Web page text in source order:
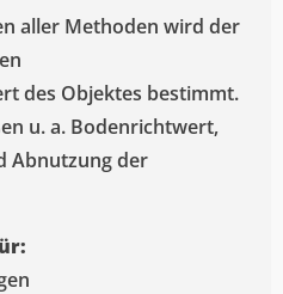
aller Methoden wird der
des Objektes bestimmt.
u. a. Bodenrichtwert,
Abnutzung der